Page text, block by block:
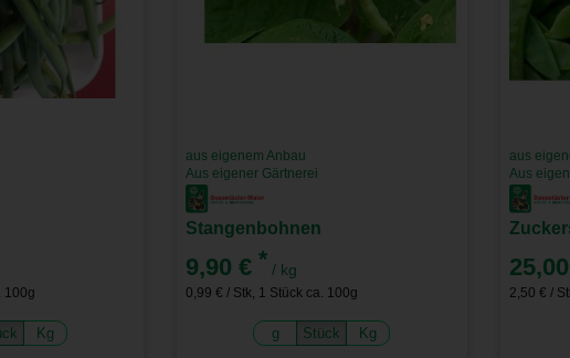
100g
Kg
aus eigenem Anbau
Aus eigener Gärtnerei
Stangenbohnen
9,90 € * / kg
0,99 € / Stk, 1 Stück ca. 100g
g Stück Kg
aus
Aus
2,50 € /